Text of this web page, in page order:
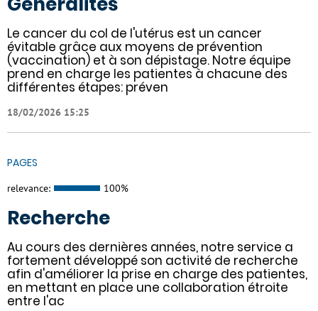
Le cancer du col de l'utérus est un cancer
évitable grâce aux moyens de prévention
(vaccination) et à son dépistage. Notre équipe
prend en charge les patientes à chacune des
différentes étapes: préven
18/02/2026 15:25
PAGES
relevance: 100%
Recherche
Au cours des dernières années, notre service a
fortement développé son activité de recherche
afin d'améliorer la prise en charge des patientes,
en mettant en place une collaboration étroite
entre l'ac